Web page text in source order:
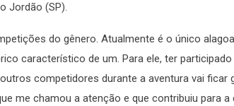
Jordão (SP).
do gênero. Atualmente é o único
característico de um. Para ele, ter
competidores durante a aventura vai ficar
me chamou a atenção e que contribuiu para